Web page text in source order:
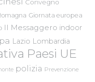
Convegno
Giornata europea
Il Messaggero indoor
Lazio Lombardia
Paesi UE
polizia Prevenzione